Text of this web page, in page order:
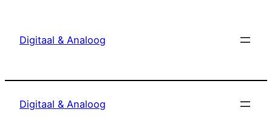
Digitaal & Analoog
Digitaal & Analoog